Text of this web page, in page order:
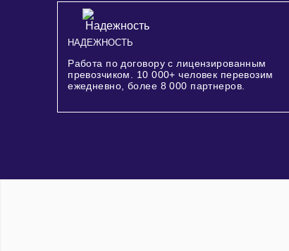
НАДЕЖНОСТЬ
Работа по договору с лицензированным
превозчиком. 10 000+ человек перевозим
ежедневно, более 8 000 партнеров.